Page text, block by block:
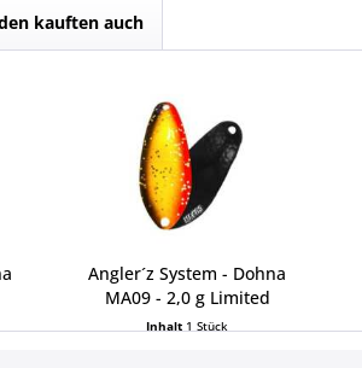
kauften auch
Angler´z System - Dohna
MA09 - 2,0 g Limited
Inhalt 1 Stück